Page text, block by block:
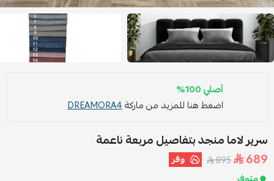
أصلي 100%
اضغط هنا للمزيد من ماركةDREAMORA4
سرير لاما منجد بتفاصيل مربعة ناعمة
689
895 وفر